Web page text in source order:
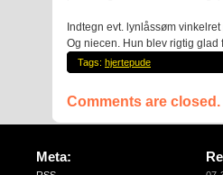
Indtegn evt. lynlåssøm
Og niecen. Hun
Tags: hjertepude
Comments are closed.
Meta: